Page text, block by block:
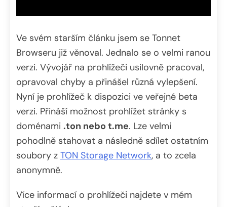
Ve svém starším článku jsem se Tonnet
Browseru již věnoval. Jednalo se o velmi ranou
verzi. Vývojář na prohlížeči usilovně pracoval,
opravoval chyby a přinášel různá vylepšení.
Nyní je prohlížeč k dispozici ve veřejné beta
verzi. Přináší možnost prohlížet stránky s
doménami .ton nebo t.me. Lze velmi
pohodlně stahovat a následně sdílet ostatním
soubory z TON Storage Network, a to zcela
anonymně.
Více informací o prohlížeči najdete v mém